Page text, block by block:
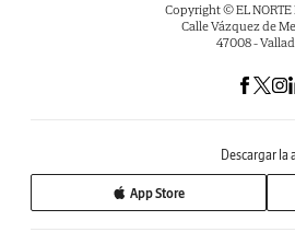
Copyright © EL NORTE
Calle Vázquez de
47008 -
Descargar la
App Store